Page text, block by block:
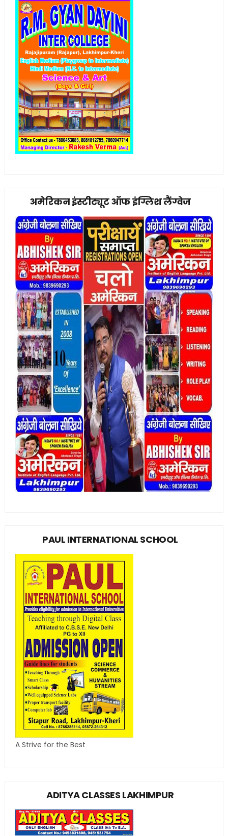
अमेरिकन इंस्टीट्यूट ऑफ इंग्लिश लैंग्वेज
PAUL INTERNATIONAL SCHOOL
A Strive for the Best
ADITYA CLASSES LAKHIMPUR